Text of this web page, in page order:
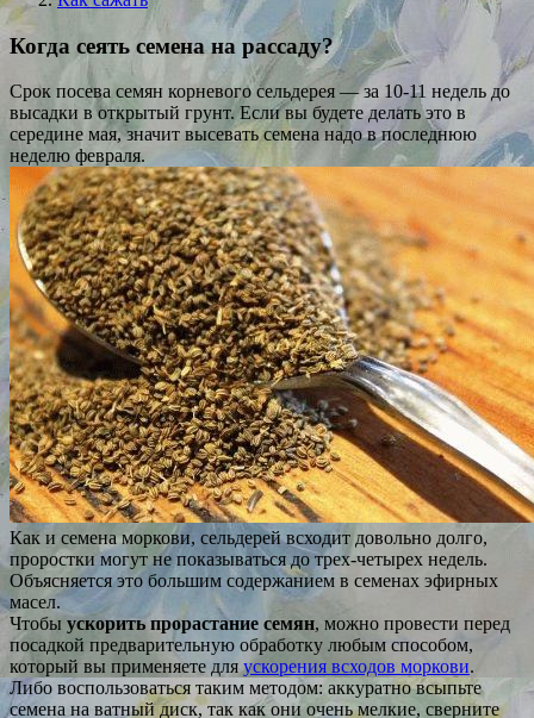
Когда сеять семена на рассаду?
Срок посева семян корневого сельдерея — за 10-11 недель до
высадки в открытый грунт. Если вы будете делать это в
середине мая, значит высевать семена надо в последнюю
неделю февраля.
Как и семена моркови, сельдерей всходит довольно долго,
проростки могут не показываться до трех-четырех недель.
Объясняется это большим содержанием в семенах эфирных
масел.
Чтобы ускорить прорастание семян, можно провести перед
посадкой предварительную обработку любым способом,
который вы применяете дляускорения всходов моркови.
Либо воспользоваться таким методом: аккуратно всыпьте
семена на ватный диск, так как они очень мелкие, сверните